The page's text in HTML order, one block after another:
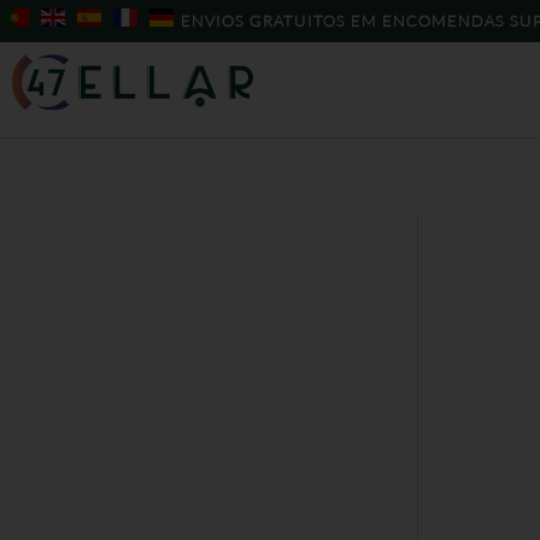
Skip
to
content
ENVIOS GRATUITOS EM ENCOMENDAS